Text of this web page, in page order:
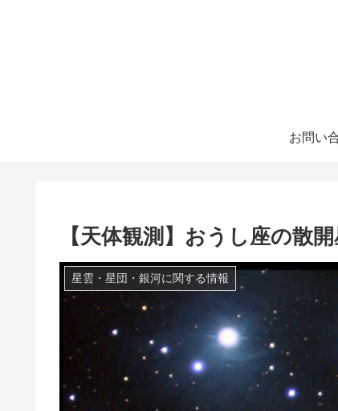
お問い
【天体観測】おうし座の散
星雲・星団・銀河に関する情報